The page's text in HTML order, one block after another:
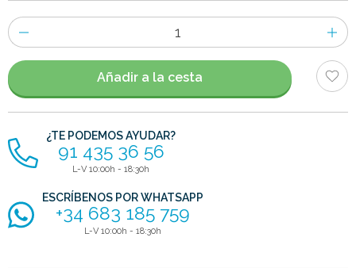
Número
de
artículos
Añadir a la cesta
¿TE PODEMOS AYUDAR?
91 435 36 56
L-V 10:00h - 18:30h
ESCRÍBENOS POR WHATSAPP
+34 683 185 759
L-V 10:00h - 18:30h